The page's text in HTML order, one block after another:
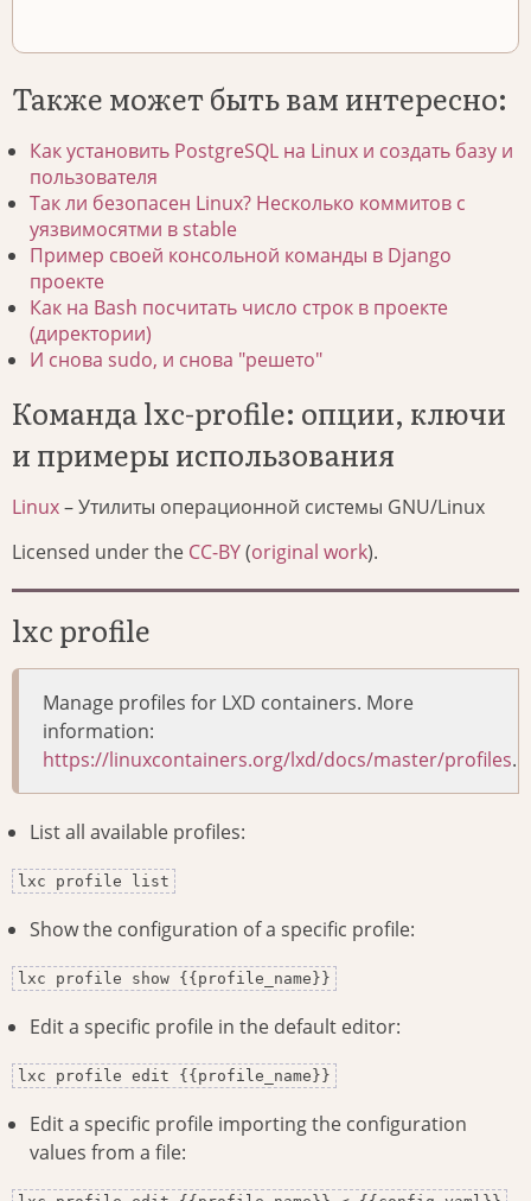
Также может быть вам интересно:
Как установить PostgreSQL на Linux и создать базу и
пользователя
Так ли безопасен Linux? Несколько коммитов с
уязвимосятми в stable
Пример своей консольной команды в Django
проекте
Как на Bash посчитать число строк в проекте
(директории)
И снова sudo, и снова "решето"
Команда lxc-profile: опции, ключи
и примеры использования
Linux– Утилиты операционной системы GNU/Linux
Licensed under the CC-BY(original work).
lxc profile
Manage profiles for LXD containers. More
information:
https://linuxcontainers.org/lxd/docs/master/profiles.
List all available profiles:
lxc profile list
Show the configuration of a specific profile:
lxc profile show {{profile_name}}
Edit a specific profile in the default editor:
lxc profile edit {{profile_name}}
Edit a specific profile importing the configuration
values from a file: